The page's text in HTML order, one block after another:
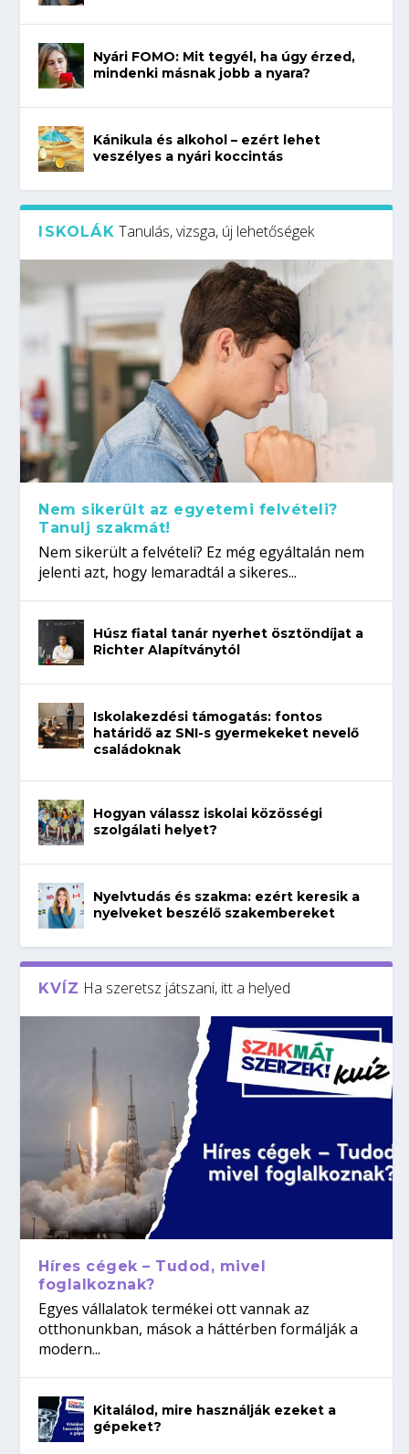
Nyári FOMO: Mit tegyél, ha úgy érzed,
mindenki másnak jobb a nyara?
Kánikula és alkohol – ezért lehet
veszélyes a nyári koccintás
ISKOLÁK Tanulás, vizsga, új lehetőségek
Nem sikerült az egyetemi felvételi?
Tanulj szakmát!
Nem sikerült a felvételi? Ez még egyáltalán nem
jelenti azt, hogy lemaradtál a sikeres...
Húsz fiatal tanár nyerhet ösztöndíjat a
Richter Alapítványtól
Iskolakezdési támogatás: fontos
határidő az SNI-s gyermekeket nevelő
családoknak
Hogyan válassz iskolai közösségi
szolgálati helyet?
Nyelvtudás és szakma: ezért keresik a
nyelveket beszélő szakembereket
KVÍZ Ha szeretsz játszani, itt a helyed
Híres cégek – Tudod, mivel
foglalkoznak?
Egyes vállalatok termékei ott vannak az
otthonunkban, mások a háttérben formálják a
modern...
Kitalálod, mire használják ezeket a
gépeket?